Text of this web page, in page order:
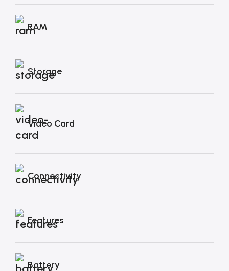
RAM
Storage
Video Card
Connectivity
Features
Battery